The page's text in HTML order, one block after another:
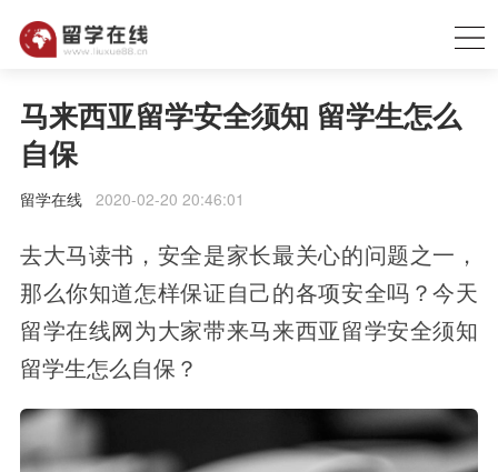
马来西亚留学安全须知 留学生怎么
自保
留学在线2020-02-20 20:46:01
去大马读书，安全是家长最关心的问题之一，
那么你知道怎样保证自己的各项安全吗？今天
留学在线网为大家带来马来西亚留学安全须知
留学生怎么自保？